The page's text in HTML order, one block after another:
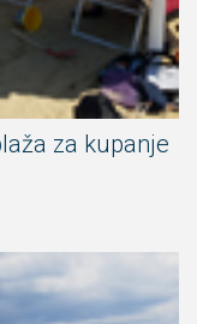
za kupanje